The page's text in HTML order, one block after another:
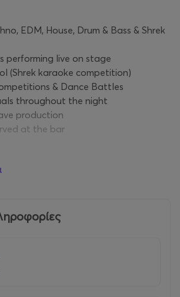
EDM, House, Drum & Bass & Shrek
performing live on stage
(Shrek karaoke competition)
& Dance Battles
throughout the night
production
at the bar